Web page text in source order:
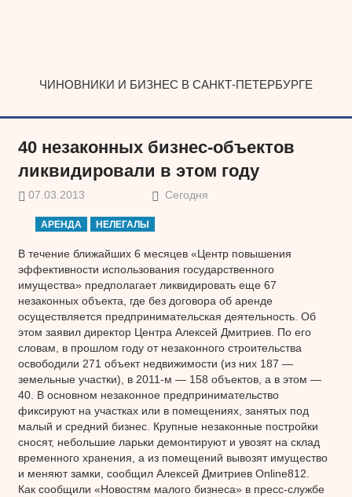
ЧИНОВНИКИ И БИЗНЕС В САНКТ-ПЕТЕРБУРГЕ
40 незаконных бизнес-объектов
ликвидировали в этом году
07.03.2013 Сегодня
АРЕНДА НЕЛЕГАЛЫ
В течение ближайших 6 месяцев «Центр повышения
эффективности использования государственного
имущества» предполагает ликвидировать еще 67
незаконных объекта, где без договора об аренде
осуществляется предпринимательская деятельность. Об
этом заявил директор Центра Алексей Дмитриев. По его
словам, в прошлом году от незаконного строительства
освободили 271 объект недвижимости (из них 187 —
земельные участки), в 2011-м — 158 объектов, а в этом —
40. В основном незаконное предпринимательство
фиксируют на участках или в помещениях, занятых под
малый и средний бизнес. Крупные незаконные постройки
сносят, небольшие ларьки демонтируют и увозят на склад
временного хранения, а из помещений вывозят имущество
и меняют замки, сообщил Алексей Дмитриев Online812.
Как сообщили «Новостям малого бизнеса» в пресс-службе